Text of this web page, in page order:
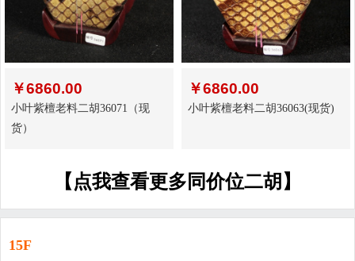
￥6860.00
小叶紫檀老料二胡36071（现
货）
￥6860.00
小叶紫檀老料二胡36063(现货)
【点我查看更多同价位二胡】
15F